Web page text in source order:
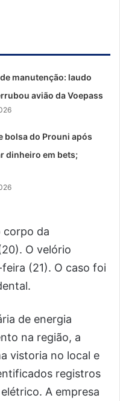
manutenção: laudo
avião da Voepass
bolsa do Prouni após
dinheiro em bets;
corpo da
O velório
(21). O caso foi
de energia
na região, a
vistoria no local e
registros
A empresa